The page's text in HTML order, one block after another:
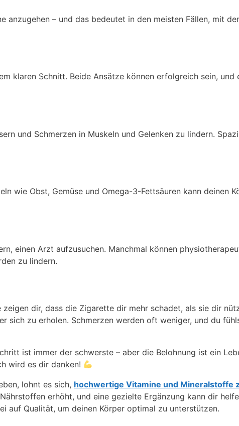
anzugehen – und das bedeutet in den meisten Fällen, mit
klaren Schnitt. Beide Ansätze können erfolgreich sein, und
und Schmerzen in Muskeln und Gelenken zu lindern.
wie Obst, Gemüse und Omega-3-Fettsäuren kann deinen
einen Arzt aufzusuchen. Manchmal können
zu lindern.
zeigen dir, dass die Zigarette dir mehr schadet, als sie dir
sich zu erholen. Schmerzen werden oft weniger, und du
ist immer der schwerste – aber die Belohnung ist ein
wird es dir danken!
lohnt es sich, hochwertige Vitamine und Mineralstoffe
erhöht, und eine gezielte Ergänzung kann dir
auf Qualität, um deinen Körper optimal zu unterstützen.